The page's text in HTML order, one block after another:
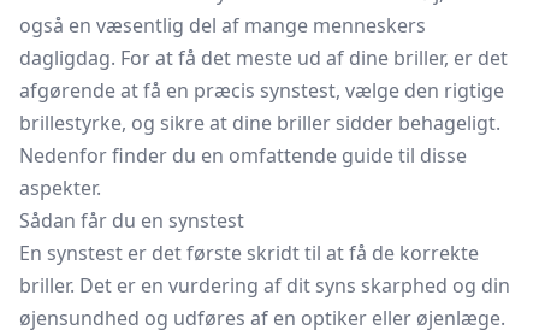
også en væsentlig del af mange menneskers
dagligdag. For at få det meste ud af dine briller, er det
afgørende at få en præcis synstest, vælge den rigtige
brillestyrke, og sikre at dine briller sidder behageligt.
Nedenfor finder du en omfattende guide til disse
aspekter.
Sådan får du en synstest
En synstest er det første skridt til at få de korrekte
briller. Det er en vurdering af dit syns skarphed og din
øjensundhed og udføres af en optiker eller øjenlæge.